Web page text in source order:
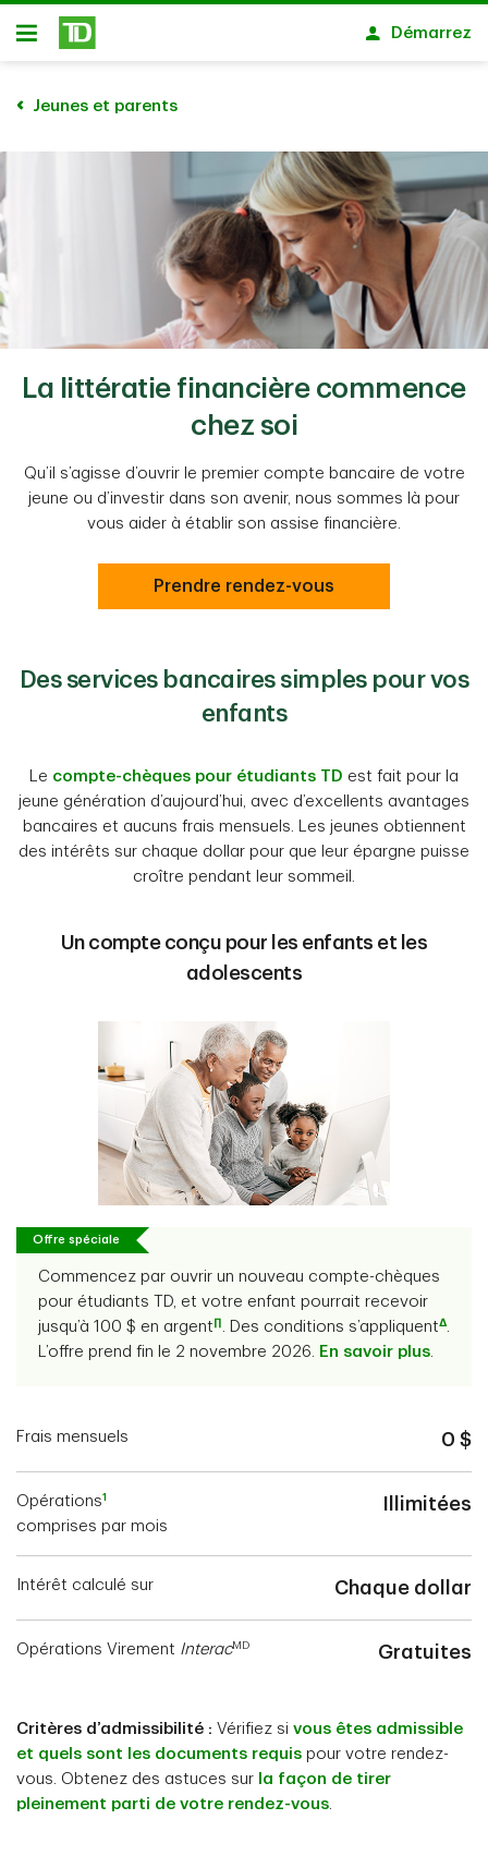
Passer au contenu principal
Ouvert
Démarrez
Jeunes et parents
La littératie financière commence
chez soi
Qu’il s’agisse d’ouvrir le premier compte bancaire de votre
jeune ou d’investir dans son avenir, nous sommes là pour
vous aider à établir son assise financière.
Prendre rendez-vous
Des services bancaires simples pour vos
enfants
Le compte-chèques pour étudiants TD est fait pour la
jeune génération d’aujourd’hui, avec d’excellents avantages
bancaires et aucuns frais mensuels. Les jeunes obtiennent
des intérêts sur chaque dollar pour que leur épargne puisse
croître pendant leur sommeil.
Un compte conçu pour les enfants et les
adolescents
Offre spéciale
Commencez par ouvrir un nouveau compte-chèques
pour étudiants TD, et votre enfant pourrait recevoir
jusqu’à 100 $ en argent ∏ . Des conditions s’appliquentΔ.
L’offre prend fin le 2 novembre 2026. En savoir plus.
Frais mensuels 0 $
Opérations1
comprises par mois
Illimitées
Intérêt calculé sur Chaque dollar
Opérations Virement InteracMD Gratuites
Critères d’admissibilité : Vérifiez si vous êtes admissible
et quels sont les documents requis pour votre rendez-
vous. Obtenez des astuces sur la façon de tirer
pleinement parti de votre rendez-vous.